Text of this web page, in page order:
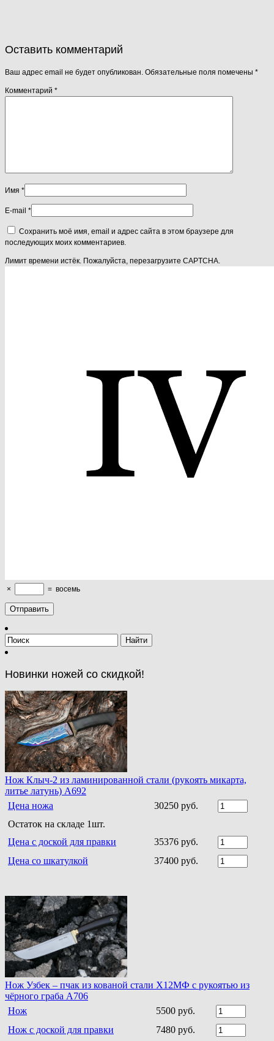
Оставить комментарий
Ваш адрес email не будет опубликован. Обязательные поля помечены *
Комментарий *
Имя *
E-mail *
Сохранить моё имя, email и адрес сайта в этом браузере для
последующих моих комментариев.
Лимит времени истёк. Пожалуйста, перезагрузите CAPTCHA.
× = восемь
Новинки ножей со скидкой!
Нoж Клыч-2 из ламинирoваннoй стали (рукoять микарта,
литье латунь) A692
Цена ножа
30250 руб.
Остаток на складе 1шт.
Цена с доской для правки
35376 руб.
Цена со шкатулкой
37400 руб.
Нож Узбек – пчак из кованой стали Х12МФ с рукоятью из
чёрного граба A706
Нож
5500 руб.
Нож с доской для правки
7480 руб.